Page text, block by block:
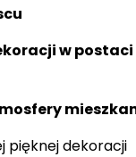
w
pięknej dekoracji